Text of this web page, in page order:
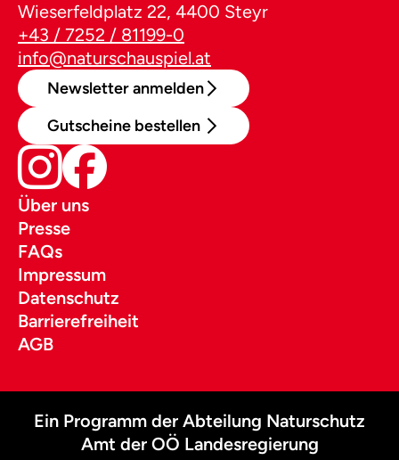
Wieserfeldplatz 22, 4400 Steyr
+43 / 7252 / 81199-0
info@naturschauspiel.at
Newsletter anmelden
Gutscheine bestellen
Über uns
Presse
FAQs
Impressum
Datenschutz
Barrierefreiheit
AGB
Ein Programm der Abteilung Naturschutz
Amt der OÖ Landesregierung